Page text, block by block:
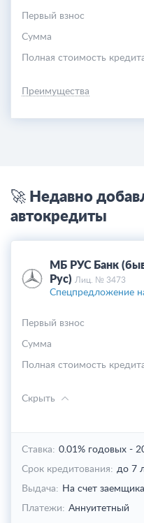
Первый взнос
Cумма
Полная стоимость
Преимущества
🚀 Недавно
автокредиты
МБ РУС Банк
Рус) Лиц. № 3473
Спецпредложение
Первый взнос
Cумма
Полная стоимость
Скрыть
Ставка: 0.01% годовых -
Срок кредитования: до 7
Выдача: На счет заемщика
Платежи: Аннуитетный